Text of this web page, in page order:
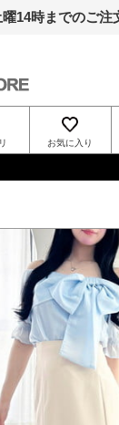
14時までのご注
お気に入り